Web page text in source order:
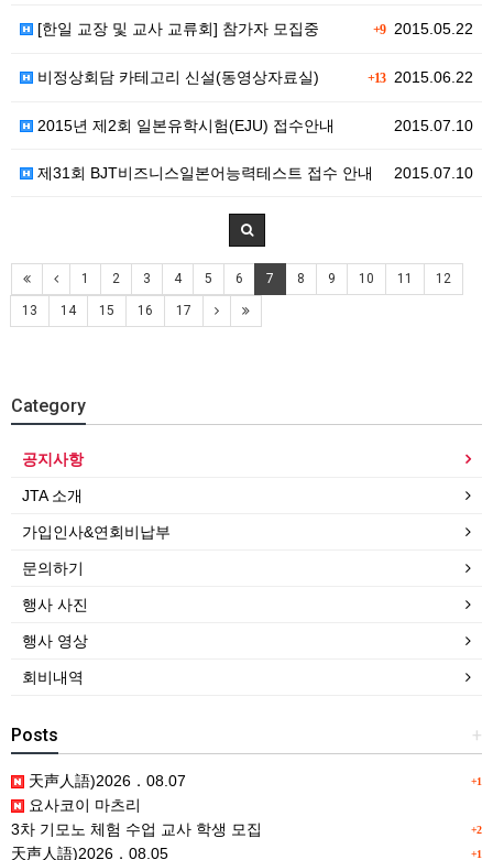
+92015.05.22
[한일 교장 및 교사 교류회] 참가자 모집중
+132015.06.22
비정상회담 카테고리 신설(동영상자료실)
2015.07.10
2015년 제2회 일본유학시험(EJU) 접수안내
2015.07.10
제31회 BJT비즈니스일본어능력테스트 접수 안내
1 2 3 4 5 6 7 8 9 10 11 12
13 14 15 16 17
Category
공지사항
JTA 소개
가입인사&연회비납부
문의하기
행사 사진
행사 영상
회비내역
+
Posts
+1
天声人語)2026．08.07
요사코이 마츠리
+2
3차 기모노 체험 수업 교사 학생 모집
+1
天声人語)2026．08.05